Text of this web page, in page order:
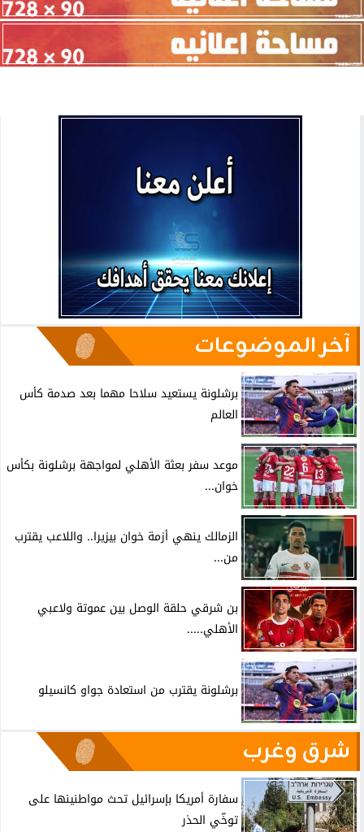
آخر الموضوعات
برشلونة يستعيد سلاحا مهما بعد صدمة كأس
العالم
موعد سفر بعثة الأهلي لمواجهة برشلونة بكأس
خوان...
الزمالك ينهي أزمة خوان بيزيرا.. واللاعب يقترب
من...
بن شرقي حلقة الوصل بين عموتة ولاعبي
الأهلي.....
برشلونة يقترب من استعادة جواو كانسيلو
شرق وغرب
سفارة أمريكا بإسرائيل تحث مواطنينها على
توخّي الحذر